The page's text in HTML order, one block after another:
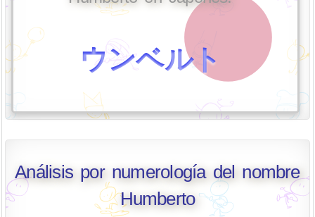
ウンベルト
Análisis por numerología del nombre
Humberto